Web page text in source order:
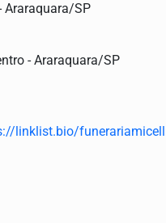
Araraquara/SP
- Araraquara/SP
linklist.bio/